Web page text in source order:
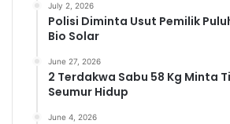
July 2, 2026
Polisi Diminta Usut Pemilik
Bio Solar
June 27, 2026
2 Terdakwa Sabu 58 Kg Minta
Seumur Hidup
June 4, 2026